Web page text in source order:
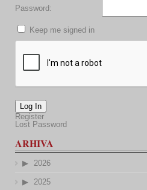
Password:
Keep me signed in
Log In
Register
Lost Password
ARHIVA
2026
2025